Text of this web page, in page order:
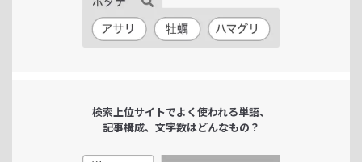
検索上位サイトでよく使われる単語、
記事構成、文字数はどんなもの？